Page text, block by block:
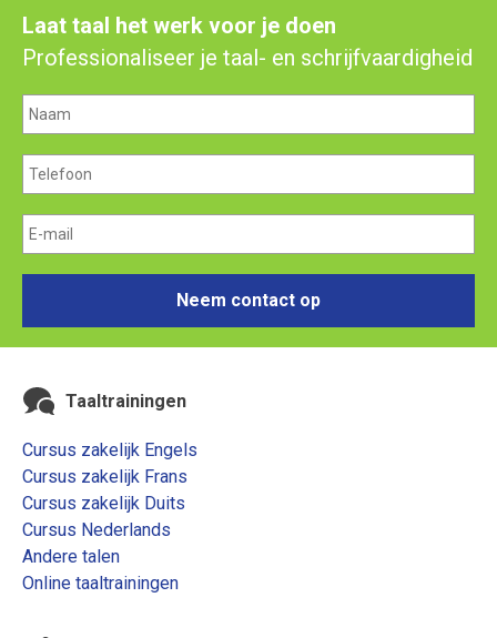
Laat taal het werk voor je doen
Professionaliseer je taal- en schrijfvaardigheid
Neem contact op
Taaltrainingen
Cursus zakelijk Engels
Cursus zakelijk Frans
Cursus zakelijk Duits
Cursus Nederlands
Andere talen
Online taaltrainingen